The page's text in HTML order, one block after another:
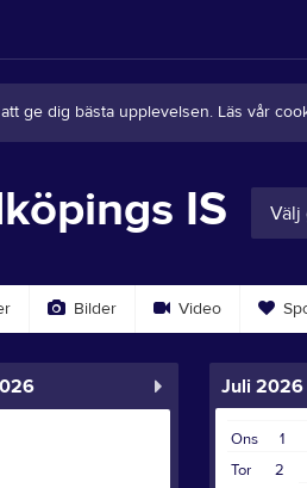
ge dig bästa upplevelsen. Läs vår
IS Välj
Bilder Video
Juli 2026
1
Ons
2
Tor